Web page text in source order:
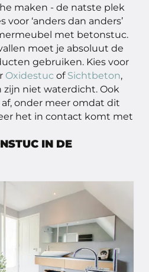
maken - de natste plek
voor ‘anders dan anders’
met betonstuc.
moet je absoluut de
gebruiken. Kies voor
Oxidestuc of Sichtbeton,
niet waterdicht. Ook
af, onder meer omdat dit
het in contact komt met
IN DE